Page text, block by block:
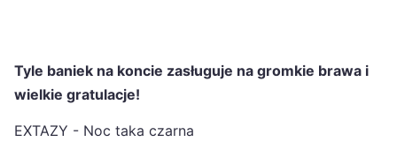
Tyle baniek na koncie zasługuje na gromkie brawa i
wielkie gratulacje!
EXTAZY - Noc taka czarna